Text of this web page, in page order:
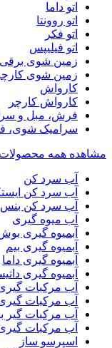
اتو داما
اتو روونتا
اتو فکر
اتو فیلیپس
زمین شوی برقی
زمین شوی
کارواش
کارواش کارچر
فرش، مبل و
سرامیک شوی،
مشاهده همه محصولات
آب سرد کن
آب سرد کن
آب سرد کن بنس
آب میوه گیری
آبمیوه گیری
آبمیوه گیری بیم
آبمیوه گیری داما
آبمیوه گیری
آب مرکبات
آب مرکبات
آب مرکبات گیر
آب مرکبات
اسپرسو ساز